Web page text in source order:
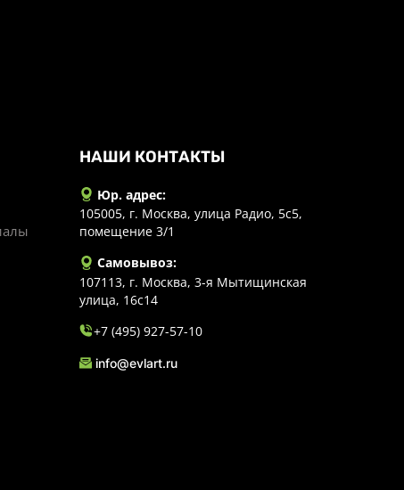
НАШИ КОНТАКТЫ
Юр. адрес:
105005, г. Москва, улица Радио, 5с5,
помещение 3/1
Самовывоз:
107113, г. Москва, 3-я Мытищинская
улица, 16с14
+7 (495) 927-57-10
info@evlart.ru